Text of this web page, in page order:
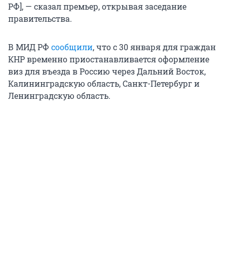
РФ], — сказал премьер, открывая заседание
правительства.
В МИД РФ сообщили, что с 30 января для граждан
КНР временно приостанавливается оформление
виз для въезда в Россию через Дальний Восток,
Калининградскую область, Санкт-Петербург и
Ленинградскую область.